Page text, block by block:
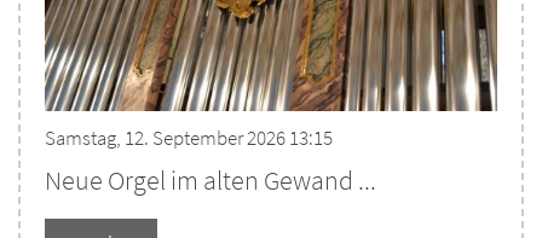
Samstag, 12. September 2026 13:15
Neue Orgel im alten Gewand ...